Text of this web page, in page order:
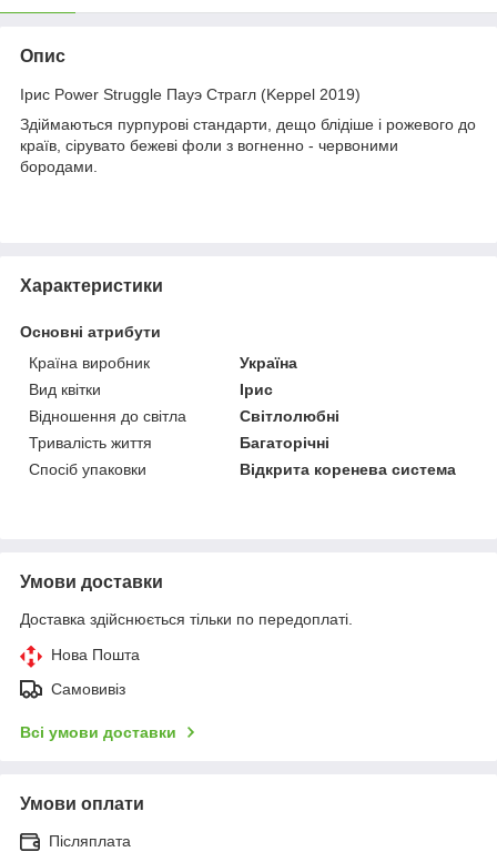
Опис
Ірис Power Struggle Пауэ Страгл (Keppel 2019)
Здіймаються пурпурові стандарти, дещо блідіше і рожевого до
країв, сірувато бежеві фоли з вогненно - червоними
бородами.
Характеристики
Основні атрибути
Країна виробник
Україна
Вид квітки
Ірис
Відношення до світла
Світлолюбні
Тривалість життя
Багаторічні
Спосіб упаковки
Відкрита коренева система
Умови доставки
Доставка здійснюється тільки по передоплаті.
Нова Пошта
Самовивіз
Всі умови доставки
Умови оплати
Післяплата